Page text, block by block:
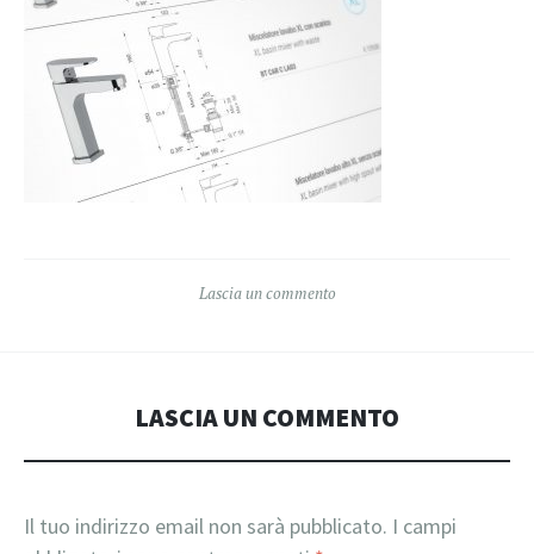
Lascia un commento
LASCIA UN COMMENTO
Il tuo indirizzo email non sarà pubblicato. I campi